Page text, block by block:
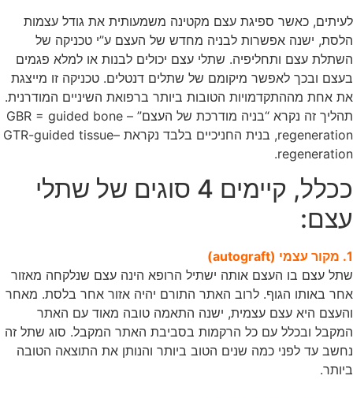
לעיתים, כאשר ספיגת עצם מקטינה משמעותית את גודל עצמות
הלסת, ישנה אפשרות לבניה מחדש של העצם ע”י טכניקה של
השתלת עצם ותחליפיה. שתלי עצם יכולים לבנות או למלא פגמים
בעצם ובכך לאפשר מיקומם של שתלים דנטלים. טכניקה זו מייצגת
את אחת מההתקדמויות הטובות ביותר ברפואת השיניים המודרנית.
תהליך זה נקרא “בניה מודרכת של העצם” – GBR = guided bone
regeneration, בנית החניכיים בלבד נקראת –GTR-guided tissue
regeneration.
ככלל, קיימים 4 סוגים של שתלי
עצם:
1. מקור עצמי (autograft)
שתל עצם בו העצם אותה ישתיל הרופא הינה עצם שנלקחה מאזור
אחר באותו הגוף. לרוב האתר התורם יהיה אזור אחר בלסת. מאחר
והעצם היא עצם עצמית, ישנה התאמה טובה מאוד עם האתר
המקבל ובכלל עם כל הרקמות בסביבת האתר המקבל. סוג שתל זה
נחשב עד לפני כמה שנים הטוב ביותר והנותן את התוצאה הטובה
ביותר.